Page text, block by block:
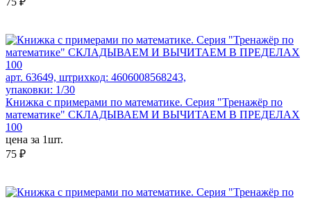
арт. 63649, штрихкод: 4606008568243,
упаковки: 1/30
Книжка с примерами по математике. Серия "Тренажёр по
математике" СКЛАДЫВАЕМ И ВЫЧИТАЕМ В ПРЕДЕЛАХ
100
цена за 1шт.
75 ₽